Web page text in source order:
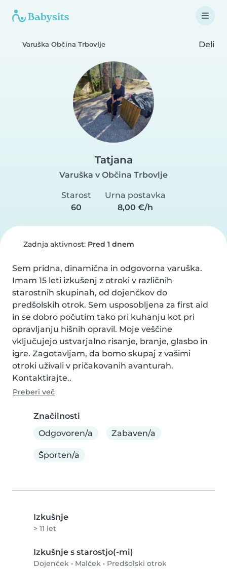
Varuška Občina Trbovlje Deli
Tatjana
Varuška v Občina Trbovlje
Starost
60
Urna postavka
8,00 €/h
Zadnja aktivnost: Pred 1 dnem
Sem pridna, dinamična in odgovorna varuška.
Imam 15 leti izkušenj z otroki v različnih
starostnih skupinah, od dojenčkov do
predšolskih otrok. Sem usposobljena za first aid
in se dobro počutim tako pri kuhanju kot pri
opravljanju hišnih opravil. Moje veščine
vključujejo ustvarjalno risanje, branje, glasbo in
igre. Zagotavljam, da bomo skupaj z vašimi
otroki uživali v pričakovanih avanturah.
Kontaktirajte..
Preberi več
Značilnosti
Odgovoren/a
Zabaven/a
Športen/a
Izkušnje
> 11 let
Izkušnje s starostjo(-mi)
Dojenček • Malček • Predšolski otrok